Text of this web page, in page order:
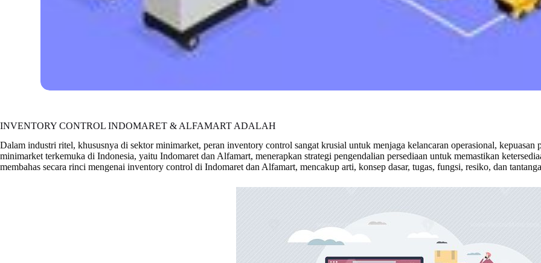
INVENTORY CONTROL INDOMARET & ALFAMART ADALAH
Dalam industri ritel, khususnya di sektor minimarket, peran inventory control sangat krusial untuk menjaga kelancaran operasional,
minimarket terkemuka di Indonesia, yaitu Indomaret dan Alfamart, menerapkan strategi pengendalian persediaan untuk memastikan
membahas secara rinci mengenai inventory control di Indomaret dan Alfamart, mencakup arti, konsep dasar, tugas, fungsi, resiko, dan